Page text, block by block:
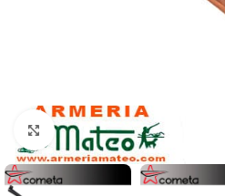
Clic para ampliar